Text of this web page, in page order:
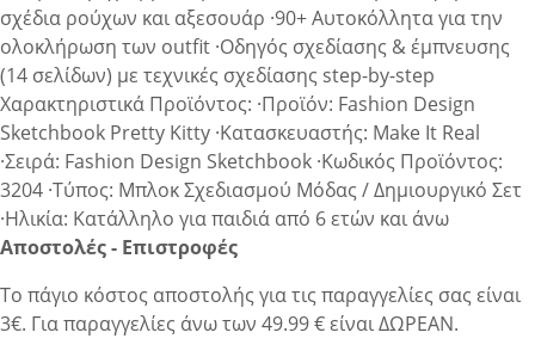
σχέδια ρούχων και αξεσουάρ ·90+ Αυτοκόλλητα για την
ολοκλήρωση των outfit ·Οδηγός σχεδίασης & έμπνευσης
(14 σελίδων) με τεχνικές σχεδίασης step-by-step
Χαρακτηριστικά Προϊόντος: ·Προϊόν: Fashion Design
Sketchbook Pretty Kitty ·Κατασκευαστής: Make It Real
·Σειρά: Fashion Design Sketchbook ·Κωδικός Προϊόντος:
3204 ·Τύπος: Μπλοκ Σχεδιασμού Μόδας / Δημιουργικό Σετ
·Ηλικία: Κατάλληλο για παιδιά από 6 ετών και άνω
Αποστολές - Επιστροφές
Το πάγιο κόστος αποστολής για τις παραγγελίες σας είναι
3€. Για παραγγελίες άνω των 49.99 € είναι ΔΩΡΕΑΝ.